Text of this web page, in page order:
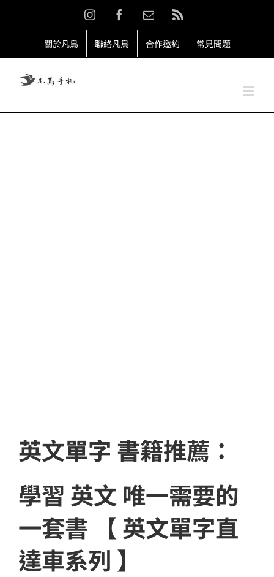
InstagramFacebookEmail:Rss
關於凡鳥 聯絡凡鳥 合作邀約 常見問題
英文單字 書籍推薦：
學習 英文 唯一需要的
一套書 【 英文單字直
達車系列 】